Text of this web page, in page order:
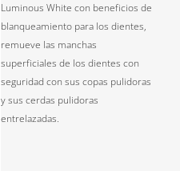
Luminous White con beneficios de
blanqueamiento para los dientes,
remueve las manchas
superficiales de los dientes con
seguridad con sus copas pulidoras
y sus cerdas pulidoras
entrelazadas.